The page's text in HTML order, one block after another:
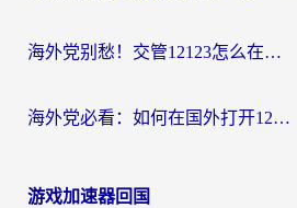
海外党别愁！交管12123怎么在国外用？一篇搞定回国资源访问难题
海外党必看：如何在国外打开12123，解决小程序登录难题
游戏加速器回国